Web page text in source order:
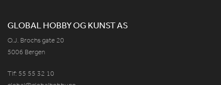
GLOBAL HOBBY OG KUNST AS
O.J. Brochs gate 20
5006 Bergen
Tlf: 55 55 32 10